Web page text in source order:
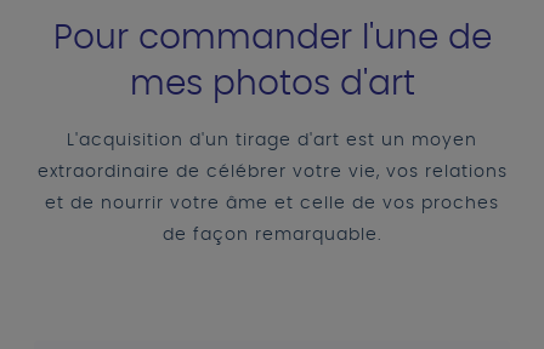
Pour commander l'une de
mes photos d'art
L'acquisition d'un tirage d'art est un moyen
extraordinaire de célébrer votre vie, vos relations
et de nourrir votre âme et celle de vos proches
de façon remarquable.